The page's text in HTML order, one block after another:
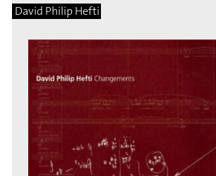
David Philip Hefti